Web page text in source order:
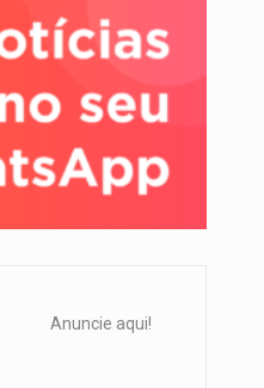
Anuncie aqui!